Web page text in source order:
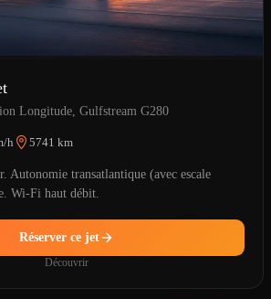
Longitude, Gulfstream G280
h 5741 km
Autonomie transatlantique (avec escale
Wi-Fi haut débit.
Réserver ce jet
Découvrir